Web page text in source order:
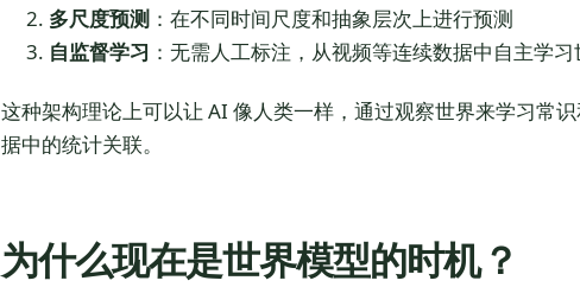
多尺度预测 ：在不同时间尺度和抽象层次上进行预测
自监督学习 ：无需人工标注，从视频等连续数据中自主学
这种架构理论上可以让 AI 像人类一样，通过观察世界来学习常
据中的统计关联。
为什么现在是世界模型的时机？